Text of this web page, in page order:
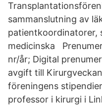
sammanslutning av
patientkoordinatorer,
medicinska
nr/år; Digital
avgift till
föreningens
professor i kirurgi i